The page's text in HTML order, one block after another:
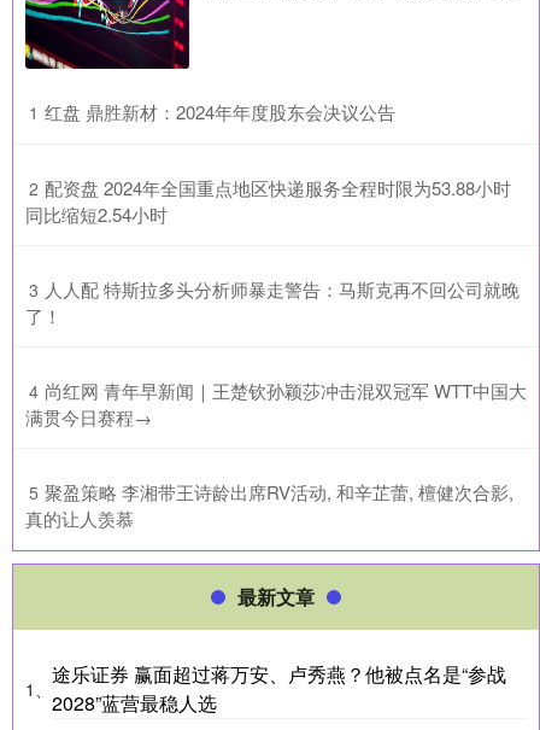
1 ​红盘 鼎胜新材：2024年年度股东会决议公告
2 ​配资盘 2024年全国重点地区快递服务全程时限为53.88小时
同比缩短2.54小时
3 ​人人配 特斯拉多头分析师暴走警告：马斯克再不回公司就晚
了！
4 ​尚红网 青年早新闻｜王楚钦孙颖莎冲击混双冠军 WTT中国大
满贯今日赛程→
5 ​聚盈策略 李湘带王诗龄出席RV活动, 和辛芷蕾, 檀健次合影,
真的让人羡慕
最新文章
1、
途乐证券 赢面超过蒋万安、卢秀燕？他被点名是“参战
2028”蓝营最稳人选